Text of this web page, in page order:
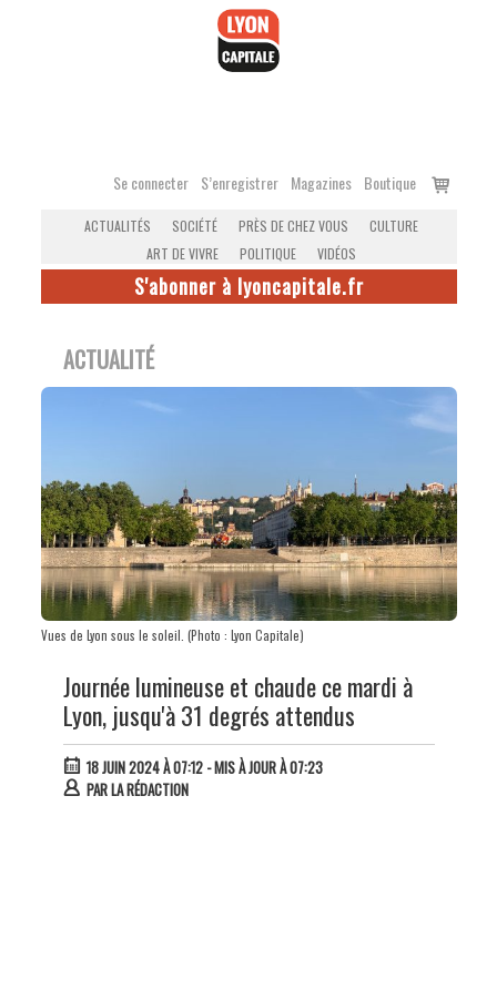
Se connecter S’enregistrer Magazines Boutique
Voir
ACTUALITÉS SOCIÉTÉ PRÈS DE CHEZ VOUS
CULTURE
ART DE VIVRE
POLITIQUE VIDÉOS
S'abonner à lyoncapitale.fr
ACTUALITÉ
Vues de Lyon sous le soleil. (Photo : Lyon Capitale)
Journée lumineuse et chaude ce mardi à
Lyon, jusqu'à 31 degrés attendus
18 JUIN 2024 À 07:12- MIS À JOUR À 07:23
PARLA RÉDACTION